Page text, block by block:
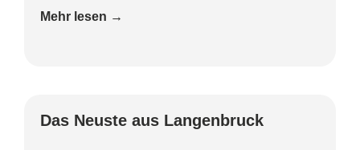
Mehr lesen →
Das Neuste aus Langenbruck